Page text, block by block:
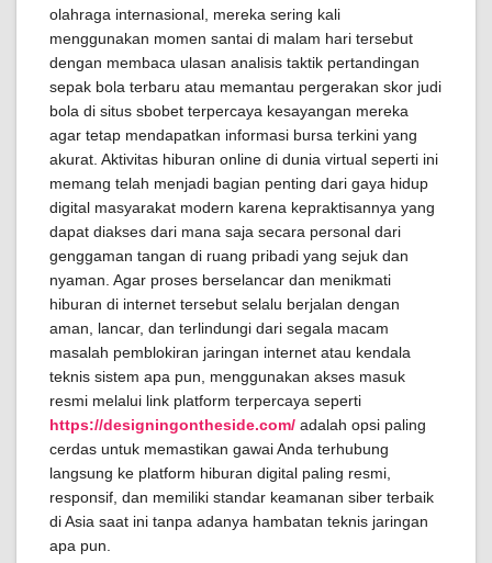
olahraga internasional, mereka sering kali
menggunakan momen santai di malam hari tersebut
dengan membaca ulasan analisis taktik pertandingan
sepak bola terbaru atau memantau pergerakan skor judi
bola di situs sbobet terpercaya kesayangan mereka
agar tetap mendapatkan informasi bursa terkini yang
akurat. Aktivitas hiburan online di dunia virtual seperti ini
memang telah menjadi bagian penting dari gaya hidup
digital masyarakat modern karena kepraktisannya yang
dapat diakses dari mana saja secara personal dari
genggaman tangan di ruang pribadi yang sejuk dan
nyaman. Agar proses berselancar dan menikmati
hiburan di internet tersebut selalu berjalan dengan
aman, lancar, dan terlindungi dari segala macam
masalah pemblokiran jaringan internet atau kendala
teknis sistem apa pun, menggunakan akses masuk
resmi melalui link platform terpercaya seperti
https://designingontheside.com/ adalah opsi paling
cerdas untuk memastikan gawai Anda terhubung
langsung ke platform hiburan digital paling resmi,
responsif, dan memiliki standar keamanan siber terbaik
di Asia saat ini tanpa adanya hambatan teknis jaringan
apa pun.